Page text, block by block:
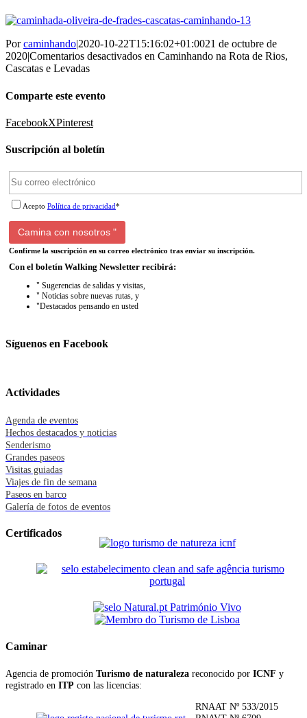
Porcaminhando|2020-10-22T15:16:02+01:0021 de octubre de
2020|Comentarios desactivados en Caminhando na Rota de Rios,
Cascatas e Levadas
Comparte este evento
FacebookXPinterest
Suscripción al boletín
Acepto Política de privacidad*
Confirme la suscripción en su correo electrónico tras enviar su inscripción.
Con el boletín Walking Newsletter recibirá:
" Sugerencias de salidas y visitas,
" Noticias sobre nuevas rutas, y
"Destacados pensando en usted
Síguenos en Facebook
Actividades
Agenda de eventos
Hechos destacados y noticias
Senderismo
Grandes paseos
Visitas guiadas
Viajes de fin de semana
Paseos en barco
Galería de fotos de eventos
Certificados
Caminar
Agencia de promoción Turismo de naturaleza reconocido por ICNF y
registrado en ITP con las licencias:
RNAAT Nº 533/2015